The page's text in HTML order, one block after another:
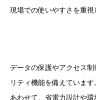
現場での使いやすさを重視
データの保護やアクセス
リティ機能を備えています。
あわせて、省電力設計や